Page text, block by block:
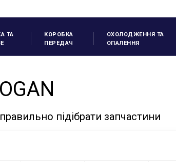
ТА
КОРОБКА
ПЕРЕДАЧ
ОХОЛОДЖЕННЯ ТА
ОПАЛЕННЯ
підібрати запчастини